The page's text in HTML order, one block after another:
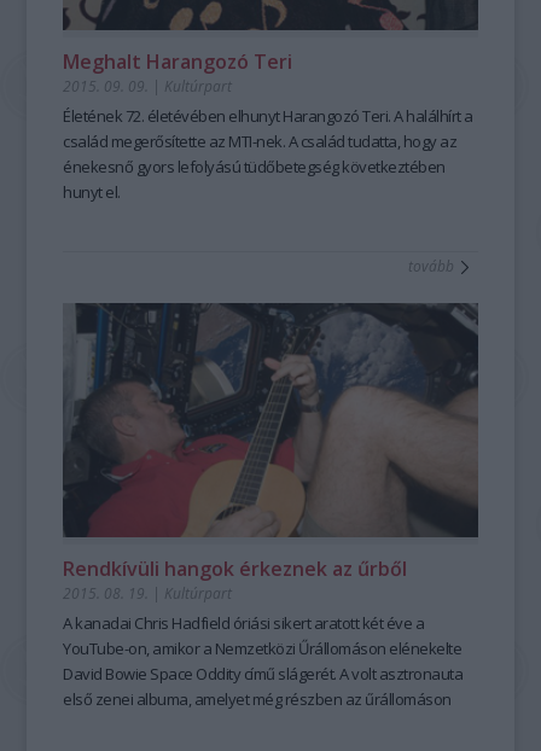
Meghalt Harangozó Teri
2015. 09. 09. | Kultúrpart
Életének 72. életévében elhunytHarangozó Teri. A halálhírt a
család megerősítette az MTI-nek. A család tudatta, hogy az
énekesnő gyors lefolyású tüdőbetegségkövetkeztében
hunyt el.
tovább
Rendkívüli hangok érkeznek az űrből
2015. 08. 19. | Kultúrpart
A kanadai Chris Hadfield óriási sikert aratott két éve a
YouTube-on, amikor a Nemzetközi Űrállomáson elénekelte
David Bowie Space Oddity című slágerét. Avolt asztronauta
első zenei albuma, amelyet még részben az űrállomáson